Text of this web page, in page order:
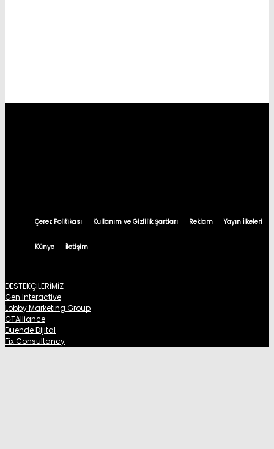
Çerez Politikası Kullanım ve Gizlilik Şartları Reklam Yayın İlkeleri
Künye İletişim
DESTEKÇİLERİMİZ
Gen Interactive
Lobby Marketing Group
GTAlliance
Duende Dijital
Fix Consultancy